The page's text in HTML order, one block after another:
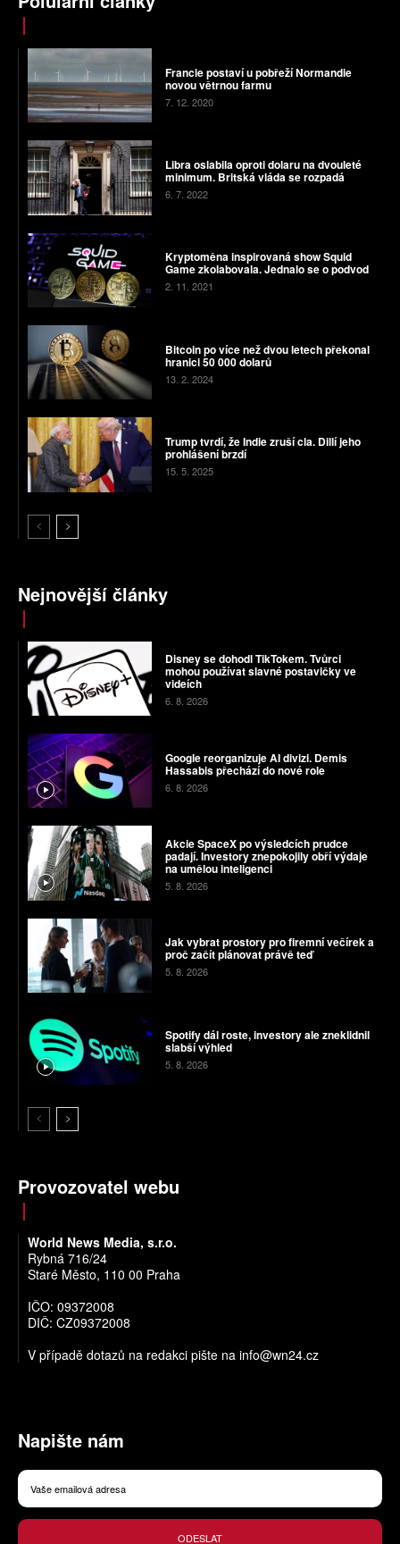
Francie postaví u pobřeží Normandie
novou větrnou farmu
7. 12. 2020
Libra oslabila oproti dolaru na dvouleté
minimum. Britská vláda se rozpadá
6. 7. 2022
Kryptoměna inspirovaná show Squid
Game zkolabovala. Jednalo se o podvod
2. 11. 2021
Bitcoin po více než dvou letech překonal
hranici 50 000 dolarů
13. 2. 2024
Trump tvrdí, že Indie zruší cla. Dillí jeho
prohlášení brzdí
15. 5. 2025
Nejnovější články
Disney se dohodl TikTokem. Tvůrci
mohou používat slavné postavičky ve
videích
6. 8. 2026
Google reorganizuje AI divizi. Demis
Hassabis přechází do nové role
6. 8. 2026
Akcie SpaceX po výsledcích prudce
padají. Investory znepokojily obří výdaje
na umělou inteligenci
5. 8. 2026
Jak vybrat prostory pro firemní večírek a
proč začít plánovat právě teď
5. 8. 2026
Spotify dál roste, investory ale zneklidnil
slabší výhled
5. 8. 2026
Provozovatel webu
World News Media, s.r.o.
Rybná 716/24
Staré Město, 110 00 Praha
IČO: 09372008
DIČ: CZ09372008
V případě dotazů na redakci pište na info@wn24.cz
Napište nám
ODESLAT